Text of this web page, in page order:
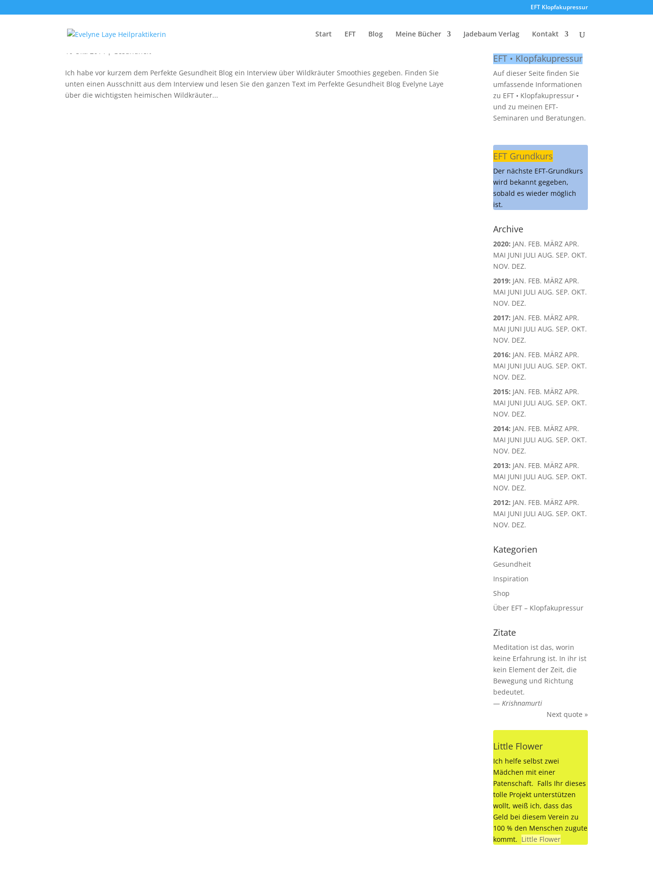
EFT Klopfakupressur
Start EFT Blog Meine Bücher Jadebaum Verlag Kontakt
Mein Interview im Perfekte Gesundheit Blog
10 Okt. 2014 | Gesundheit
Ich habe vor kurzem dem Perfekte Gesundheit Blog ein Interview über Wildkräuter Smoothies gegeben. Finden Sie
unten einen Ausschnitt aus dem Interview und lesen Sie den ganzen Text im Perfekte Gesundheit Blog Evelyne Laye
über die wichtigsten heimischen Wildkräuter...
EFT • Klopfakupressur
Auf dieser Seite finden Sie
umfassende Informationen
zu EFT • Klopfakupressur •
und zu meinen EFT-
Seminaren und Beratungen.
EFT Grundkurs
Der nächste EFT-Grundkurs
wird bekannt gegeben,
sobald es wieder möglich
ist.
Archive
2020: JAN. FEB. MÄRZ APR.
MAI JUNI JULI AUG. SEP. OKT.
NOV. DEZ.
2019: JAN. FEB. MÄRZ APR.
MAI JUNI JULI AUG. SEP. OKT.
NOV. DEZ.
2017: JAN. FEB. MÄRZ APR.
MAI JUNI JULI AUG. SEP. OKT.
NOV. DEZ.
2016: JAN. FEB. MÄRZ APR.
MAI JUNI JULI AUG. SEP. OKT.
NOV. DEZ.
2015: JAN. FEB. MÄRZ APR.
MAI JUNI JULI AUG. SEP. OKT.
NOV. DEZ.
2014: JAN. FEB. MÄRZ APR.
MAI JUNI JULI AUG. SEP. OKT.
NOV. DEZ.
2013: JAN. FEB. MÄRZ APR.
MAI JUNI JULI AUG. SEP. OKT.
NOV. DEZ.
2012: JAN. FEB. MÄRZ APR.
MAI JUNI JULI AUG. SEP. OKT.
NOV. DEZ.
Kategorien
Gesundheit
Inspiration
Shop
Über EFT – Klopfakupressur
Zitate
Meditation ist das, worin
keine Erfahrung ist. In ihr ist
kein Element der Zeit, die
Bewegung und Richtung
bedeutet.
—Krishnamurti
Next quote »
Little Flower
Ich helfe selbst zwei
Mädchen mit einer
Patenschaft. Falls Ihr dieses
tolle Projekt unterstützen
wollt, weiß ich, dass das
Geld bei diesem Verein zu
100 % den Menschen zugute
kommt. Little Flower